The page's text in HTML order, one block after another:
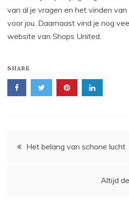
van al je vragen en het vinden
voor jou. Daarnaast vind je nog
website van Shops United.
SHARE
Bericht
Het belang van schone lucht
Altijd